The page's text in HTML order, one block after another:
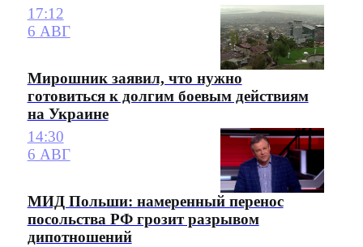
17:12
6 АВГ
Мирошник заявил, что нужно
готовиться к долгим боевым действиям
на Украине
14:30
6 АВГ
МИД Польши: намеренный перенос
посольства РФ грозит разрывом
дипотношений